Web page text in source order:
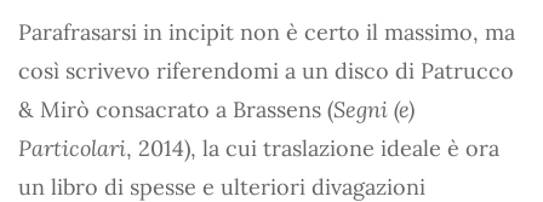
Parafrasarsi in incipit non è certo il massimo, ma
così scrivevo riferendomi a un disco di Patrucco
& Mirò consacrato a Brassens (Segni (e)
Particolari, 2014), la cui traslazione ideale è ora
un libro di spesse e ulteriori divagazioni